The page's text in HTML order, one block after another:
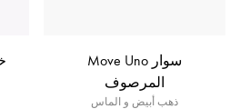
سوار Move Uno
المرصوف
ذهب أبيض و الماس